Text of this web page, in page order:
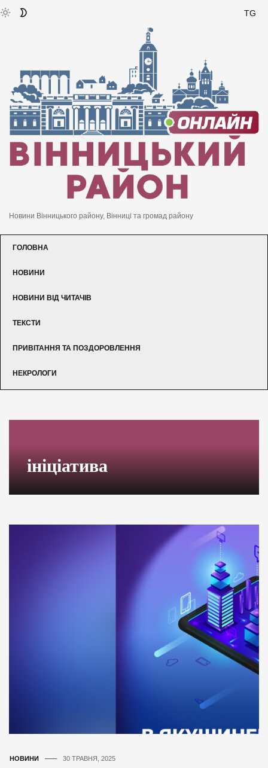
TG
Новини Вінницького району, Вінниці та громад району
ГОЛОВНА
НОВИНИ
НОВИНИ ВІД ЧИТАЧІВ
ТЕКСТИ
ПРИВІТАННЯ ТА ПОЗДОРОВЛЕННЯ
НЕКРОЛОГИ
ініціатива
НОВИНИ 30 ТРАВНЯ, 2025